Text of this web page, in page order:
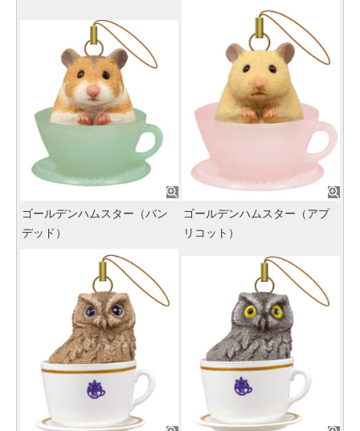
ゴールデンハムスター（バン
デッド）
ゴールデンハムスター（アプ
リコット）